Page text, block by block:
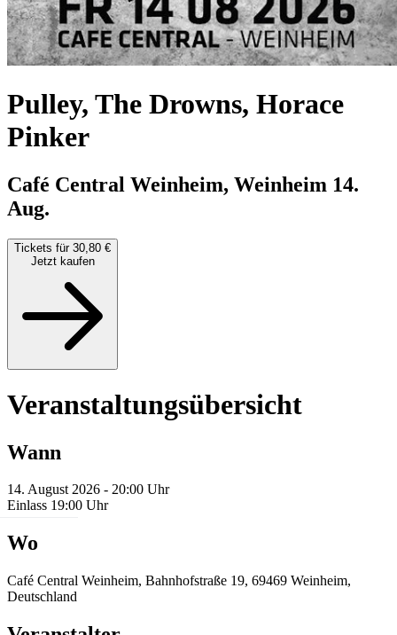
Pulley, The Drowns, Horace
Pinker
Café Central Weinheim, Weinheim 14.
Aug.
Tickets für 30,80 €
Jetzt kaufen
Veranstaltungsübersicht
Wann
14. August 2026 - 20:00 Uhr
Einlass 19:00 Uhr
Wo
Café Central Weinheim, Bahnhofstraße 19, 69469 Weinheim,
Deutschland